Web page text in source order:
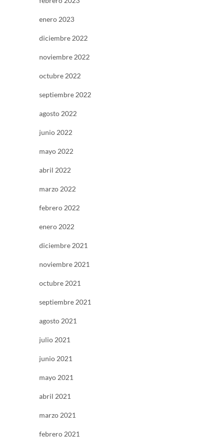
enero 2023
diciembre 2022
noviembre 2022
octubre 2022
septiembre 2022
agosto 2022
junio 2022
mayo 2022
abril 2022
marzo 2022
febrero 2022
enero 2022
diciembre 2021
noviembre 2021
octubre 2021
septiembre 2021
agosto 2021
julio 2021
junio 2021
mayo 2021
abril 2021
marzo 2021
febrero 2021